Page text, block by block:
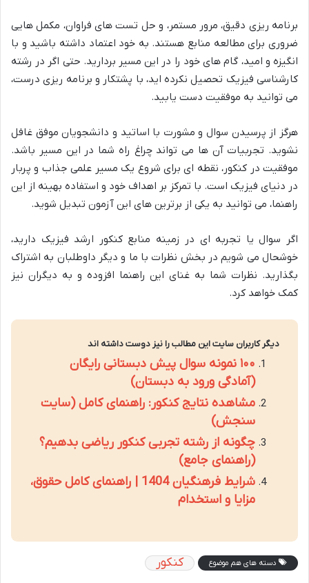
برنامه ریزی دقیق، مرور مستمر، و حل تست های فراوان، مکمل هایی
ضروری برای مطالعه منابع هستند. به خود اعتماد داشته باشید و با
انگیزه و امید، گام های خود را در این مسیر بردارید. حتی اگر در رشته
کارشناسی فیزیک تحصیل نکرده اید، با پشتکار و برنامه ریزی درست،
می توانید به موفقیت دست یابید.
هرگز از پرسیدن سوال و مشورت با اساتید و دانشجویان موفق غافل
نشوید. تجربیات آن ها می تواند چراغ راه شما در این مسیر باشد.
موفقیت در کنکور، نقطه ای برای شروع یک مسیر علمی جذاب و پربار
در دنیای فیزیک است. با تمرکز بر اهداف خود و استفاده بهینه از این
راهنما، می توانید به یکی از برترین های این آزمون تبدیل شوید.
اگر سوال یا تجربه ای در زمینه منابع کنکور ارشد فیزیک دارید،
خوشحال می شویم در بخش نظرات با ما و دیگر داوطلبان به اشتراک
بگذارید. نظرات شما به غنای این راهنما افزوده و به دیگران نیز
کمک خواهد کرد.
دیگر کاربران سایت این مطالب را نیز دوست داشته اند
۱۰۰ نمونه سوال پیش دبستانی رایگان
(آمادگی ورود به دبستان)
مشاهده نتایج کنکور: راهنمای کامل (سایت
سنجش)
چگونه از رشته تجربی کنکور ریاضی بدهیم؟
(راهنمای جامع)
شرایط فرهنگیان 1404 | راهنمای کامل حقوق،
مزایا و استخدام
دسته های هم موضوع کنکور